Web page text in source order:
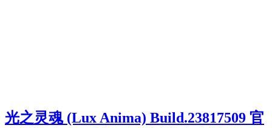
光之灵魂 (Lux Anima) Build.23817509 官